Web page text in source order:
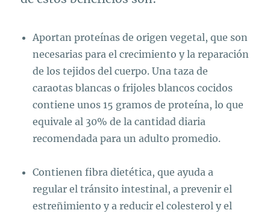
Aportan proteínas de origen vegetal, que son
necesarias para el crecimiento y la reparación
de los tejidos del cuerpo. Una taza de
caraotas blancas o frijoles blancos cocidos
contiene unos 15 gramos de proteína, lo que
equivale al 30% de la cantidad diaria
recomendada para un adulto promedio.
Contienen fibra dietética, que ayuda a
regular el tránsito intestinal, a prevenir el
estreñimiento y a reducir el colesterol y el